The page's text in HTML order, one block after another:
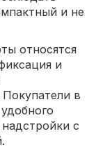
и не
относятся
и
в
с